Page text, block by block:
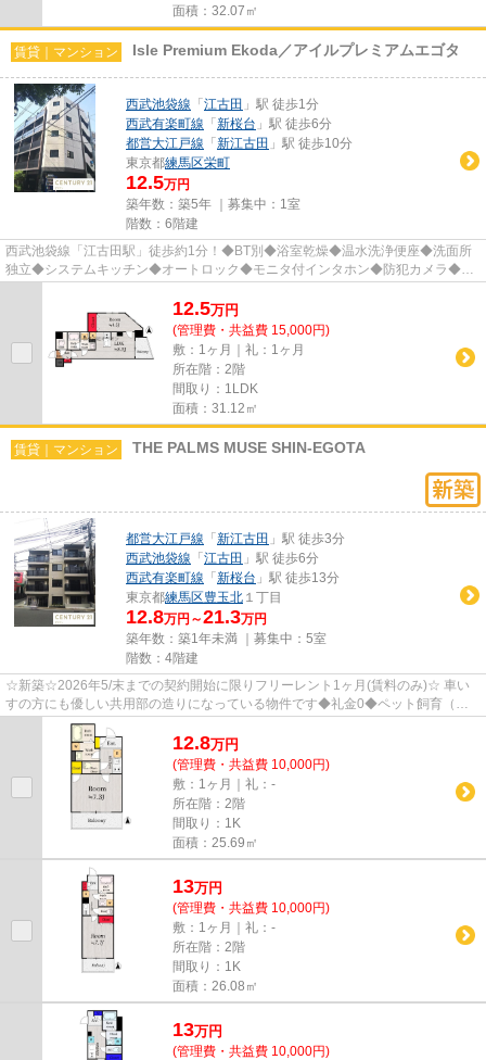
面積：32.07㎡
賃貸｜マンション Isle Premium Ekoda／アイルプレミアムエゴタ
西武池袋線 「 江古田 」駅 徒歩1分
西武有楽町線 「 新桜台 」駅 徒歩6分
都営大江戸線 「 新江古田 」駅 徒歩10分
東京都練馬区栄町
12.5万円
築年数：築5年 ｜募集中： 1室
階数：6階建
西武池袋線「江古田駅」徒歩約1分！◆BT別◆浴室乾燥◆温水洗浄便座◆洗面所
独立◆システムキッチン◆オートロック◆モニタ付インタホン◆防犯カメラ◆防
12.5万円
(管理費・共益費 15,000円)
敷：1ヶ月｜礼：1ヶ月
所在階：2階
間取り：1LDK
面積：31.12㎡
賃貸｜マンション THE PALMS MUSE SHIN-EGOTA
都営大江戸線 「 新江古田 」駅 徒歩3分
西武池袋線 「 江古田 」駅 徒歩6分
西武有楽町線 「 新桜台 」駅 徒歩13分
東京都練馬区豊玉北 １丁目
12.8万円～21.3万円
築年数：築1年未満 ｜募集中： 5室
階数：4階建
☆新築☆2026年5/末までの契約開始に限りフリーレント1ヶ月(賃料のみ)☆ 車い
すの方にも優しい共用部の造りになっている物件です◆礼金0◆ペット飼育（小
型犬または猫１匹まで）OK◆ネット無...
12.8万円
(管理費・共益費 10,000円)
敷：1ヶ月｜礼：-
所在階：2階
間取り：1K
面積：25.69㎡
13万円
(管理費・共益費 10,000円)
敷：1ヶ月｜礼：-
所在階：2階
間取り：1K
面積：26.08㎡
13万円
(管理費・共益費 10,000円)